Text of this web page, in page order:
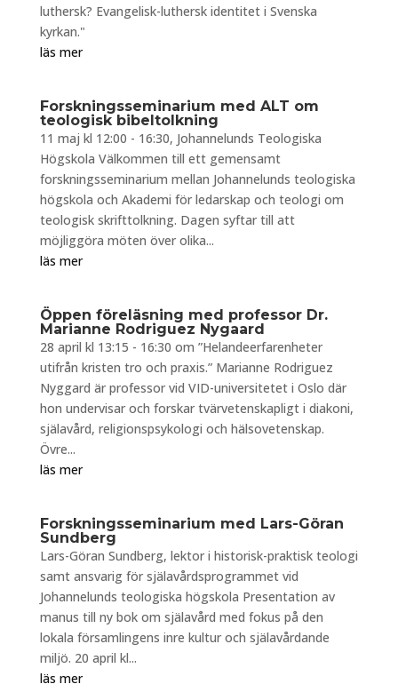
luthersk? Evangelisk-luthersk identitet i Svenska
kyrkan."
läs mer
Forskningsseminarium med ALT om
teologisk bibeltolkning
11 maj kl 12:00 - 16:30, Johannelunds Teologiska
Högskola Välkommen till ett gemensamt
forskningsseminarium mellan Johannelunds teologiska
högskola och Akademi för ledarskap och teologi om
teologisk skrifttolkning. Dagen syftar till att
möjliggöra möten över olika...
läs mer
Öppen föreläsning med professor Dr.
Marianne Rodriguez Nygaard
28 april kl 13:15 - 16:30 om ”Helandeerfarenheter
utifrån kristen tro och praxis.” Marianne Rodriguez
Nyggard är professor vid VID-universitetet i Oslo där
hon undervisar och forskar tvärvetenskapligt i diakoni,
själavård, religionspsykologi och hälsovetenskap.
Övre...
läs mer
Forskningsseminarium med Lars-Göran
Sundberg
Lars-Göran Sundberg, lektor i historisk-praktisk teologi
samt ansvarig för själavårdsprogrammet vid
Johannelunds teologiska högskola Presentation av
manus till ny bok om själavård med fokus på den
lokala församlingens inre kultur och själavårdande
miljö. 20 april kl...
läs mer